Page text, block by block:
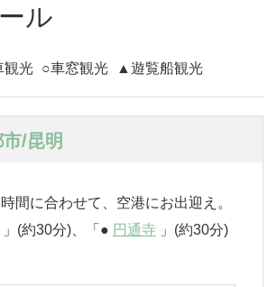
ル
光 ○車窓観光 ▲遊覧船観光
/昆明
間に合わせて、空港にお出迎え。
」(約30分)、「● 円通寺 」(約30分)